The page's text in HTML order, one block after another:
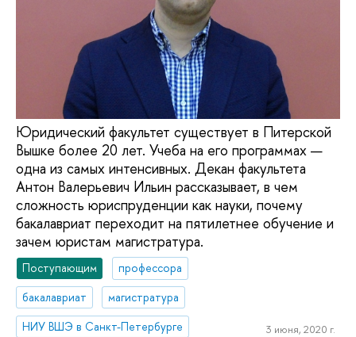
Юридический факультет существует в Питерской
Вышке более 20 лет. Учеба на его программах —
одна из самых интенсивных. Декан факультета
Антон Валерьевич Ильин рассказывает, в чем
сложность юриспруденции как науки, почему
бакалавриат переходит на пятилетнее обучение и
зачем юристам магистратура.
Поступающим
профессора
бакалавриат
магистратура
НИУ ВШЭ в Санкт-Петербурге
3 июня, 2020 г.